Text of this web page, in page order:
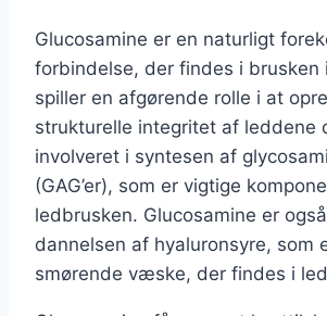
Glucosamine er en naturligt
forbindelse, der findes i brusken
spiller en afgørende rolle i at
strukturelle integritet af leddene
involveret i syntesen af
(GAG’er), som er vigtige
ledbrusken. Glucosamine er
dannelsen af hyaluronsyre, som
smørende væske, der findes i